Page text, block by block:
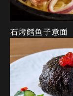
石烤鳕鱼子意面